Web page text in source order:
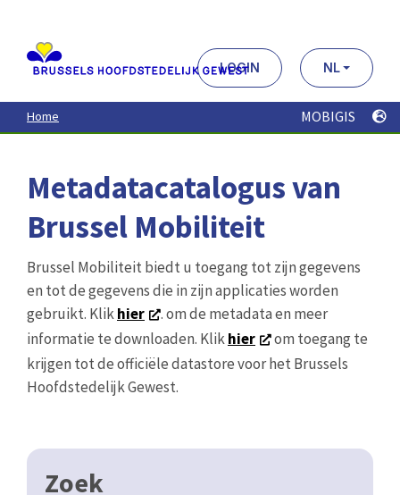
contenu
principal
LOGIN NL
Home MOBIGIS
Metadatacatalogus van
Brussel Mobiliteit
Brussel Mobiliteit biedt u toegang tot zijn gegevens
en tot de gegevens die in zijn applicaties worden
gebruikt. Klikhier
. om de metadata en meer
informatie te downloaden. Klikhier
om toegang te
krijgen tot de officiële datastore voor het Brussels
Hoofdstedelijk Gewest.
Zoek